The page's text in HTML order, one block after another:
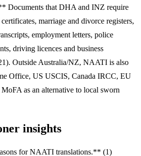
Documents that DHA and INZ require
marriage and divorce registers,
employment letters, police
driving licences and business
Outside Australia/NZ, NAATI is also
Office, US USCIS, Canada IRCC, EU
as an alternative to local sworn
insights
for NAATI translations.** (1)